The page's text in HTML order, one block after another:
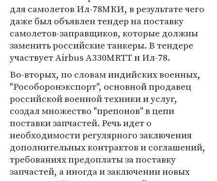
для самолетов Ил-78МКИ, в результате чего
даже был объявлен тендер на поставку
самолетов-заправщиков, которые должны
заменить российские танкеры. В тендере
участвует Airbus A330MRTT и Ил-78.
Во-вторых, по словам индийских военных,
"Рособоронэкспорт", основной продавец
российской военной техники и услуг,
создал множество "препонов" в цепи
поставки запчастей. Речь идет о
необходимости регулярного заключения
дополнительных контрактов и соглашений,
требованиях предоплаты за поставку
запчастей, а иногда и заключении новых